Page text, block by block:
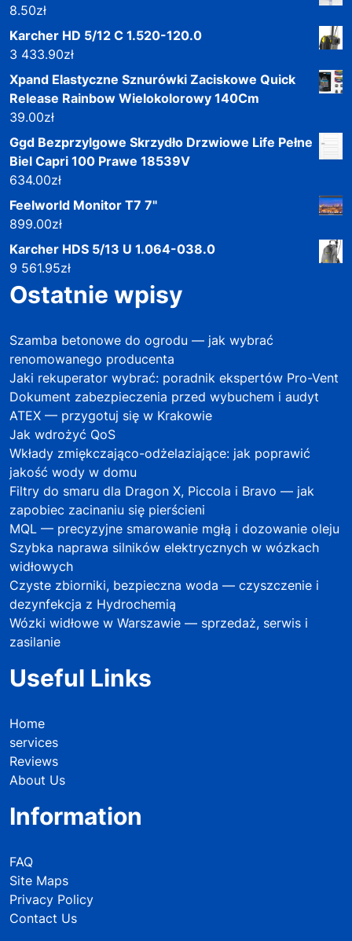
8.50zł
Karcher HD 5/12 C 1.520-120.0
3 433.90zł
Xpand Elastyczne Sznurówki Zaciskowe Quick
Release Rainbow Wielokolorowy 140Cm
39.00zł
Ggd Bezprzylgowe Skrzydło Drzwiowe Life Pełne
Biel Capri 100 Prawe 18539V
634.00zł
Feelworld Monitor T7 7"
899.00zł
Karcher HDS 5/13 U 1.064-038.0
9 561.95zł
Ostatnie wpisy
Szamba betonowe do ogrodu — jak wybrać
renomowanego producenta
Jaki rekuperator wybrać: poradnik ekspertów Pro-Vent
Dokument zabezpieczenia przed wybuchem i audyt
ATEX — przygotuj się w Krakowie
Jak wdrożyć QoS
Wkłady zmiękczająco-odżelaziające: jak poprawić
jakość wody w domu
Filtry do smaru dla Dragon X, Piccola i Bravo — jak
zapobiec zacinaniu się pierścieni
MQL — precyzyjne smarowanie mgłą i dozowanie oleju
Szybka naprawa silników elektrycznych w wózkach
widłowych
Czyste zbiorniki, bezpieczna woda — czyszczenie i
dezynfekcja z Hydrochemią
Wózki widłowe w Warszawie — sprzedaż, serwis i
zasilanie
Useful Links
Home
services
Reviews
About Us
Information
FAQ
Site Maps
Privacy Policy
Contact Us